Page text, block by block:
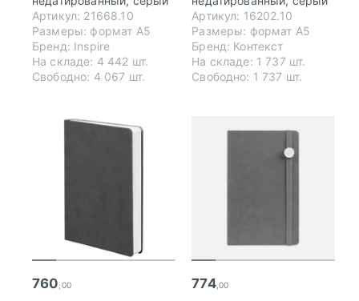
Артикул: 21668.10
Размеры: формат А5
Бренд: Inspire
На складе: 4 442 шт.
Свободно: 4 067 шт.
Артикул: 16202.10
Размеры: формат А5
Бренд: Контекст
На складе: 1 737 шт.
Свободно: 1 737 шт.
760 ,00 774,00